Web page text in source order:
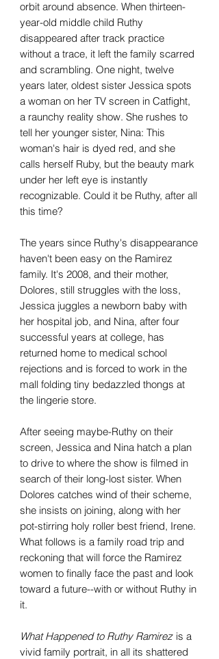
orbit around absence. When thirteen-
year-old middle child Ruthy
disappeared after track practice
without a trace, it left the family scarred
and scrambling. One night, twelve
years later, oldest sister Jessica spots
a woman on her TV screen in Catfight,
a raunchy reality show. She rushes to
tell her younger sister, Nina: This
woman's hair is dyed red, and she
calls herself Ruby, but the beauty mark
under her left eye is instantly
recognizable. Could it be Ruthy, after all
this time?
The years since Ruthy's disappearance
haven't been easy on the Ramirez
family. It's 2008, and their mother,
Dolores, still struggles with the loss,
Jessica juggles a newborn baby with
her hospital job, and Nina, after four
successful years at college, has
returned home to medical school
rejections and is forced to work in the
mall folding tiny bedazzled thongs at
the lingerie store.
After seeing maybe-Ruthy on their
screen, Jessica and Nina hatch a plan
to drive to where the show is filmed in
search of their long-lost sister. When
Dolores catches wind of their scheme,
she insists on joining, along with her
pot-stirring holy roller best friend, Irene.
What follows is a family road trip and
reckoning that will force the Ramirez
women to finally face the past and look
toward a future--with or without Ruthy in
it.
What Happened to Ruthy Ramirez is a
vivid family portrait, in all its shattered